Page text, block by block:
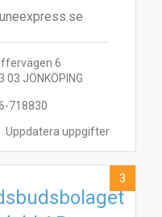
Uppdatera uppgifter
6
03 JÖNKÖPING
718830
3